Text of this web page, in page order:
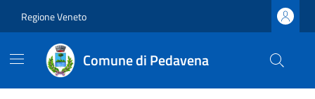
Regione Veneto
Comune di Pedavena